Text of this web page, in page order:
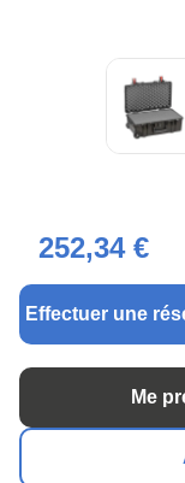
252,34 €
Effectuer une
Me